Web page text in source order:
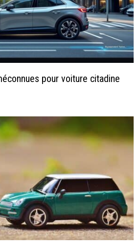
pour voiture citadine